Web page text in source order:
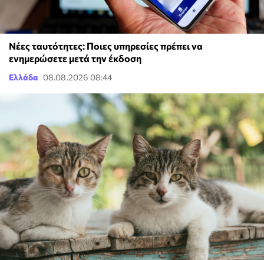
Νέες ταυτότητες: Ποιες υπηρεσίες πρέπει να
ενημερώσετε μετά την έκδοση
Ελλάδα 08.08.2026 08:44